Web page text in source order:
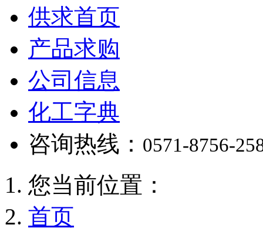
供求首页
产品求购
公司信息
化工字典
咨询热线： 0571-8756-
您当前位置：
首页